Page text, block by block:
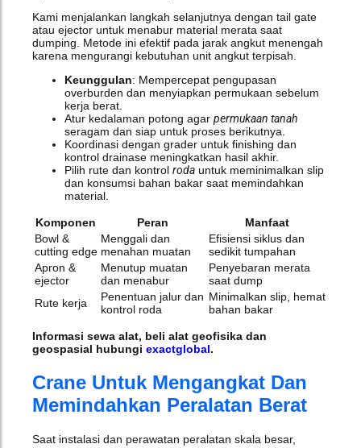
Kami menjalankan langkah selanjutnya dengan tail gate
atau ejector untuk menabur material merata saat
dumping. Metode ini efektif pada jarak angkut menengah
karena mengurangi kebutuhan unit angkut terpisah.
Keunggulan: Mempercepat pengupasan
overburden dan menyiapkan permukaan sebelum
kerja berat.
Atur kedalaman potong agar permukaan tanah
seragam dan siap untuk proses berikutnya.
Koordinasi dengan grader untuk finishing dan
kontrol drainase meningkatkan hasil akhir.
Pilih rute dan kontrol rodauntuk meminimalkan slip
dan konsumsi bahan bakar saat memindahkan
material.
Komponen Peran
Manfaat
Bowl &
cutting edge
Menggali dan
menahan muatan
Efisiensi siklus dan
sedikit tumpahan
Apron &
ejector
Menutup muatan
dan menabur
Penyebaran merata
saat dump
Rute kerja
Penentuan jalur dan
kontrol roda
Minimalkan slip, hemat
bahan bakar
Informasi sewa alat, beli alat geofisika dan
geospasial hubungi exactglobal.
Crane Untuk Mengangkat Dan
Memindahkan Peralatan Berat
Saat instalasi dan perawatan peralatan skala besar,